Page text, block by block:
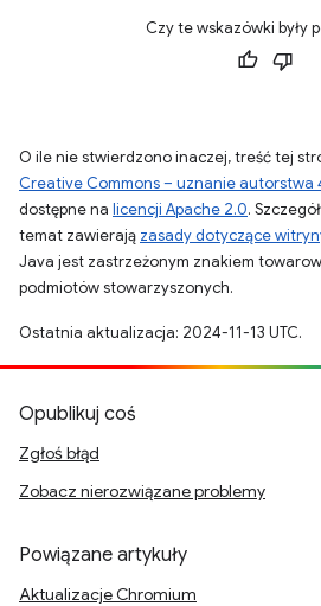
Czy te wskazówki były
O ile nie stwierdzono inaczej, treść tej
Creative Commons – uznanie autorstwa
dostępne na licencji Apache 2.0.
temat zawierają zasady dotyczące
Java jest zastrzeżonym znakiem
podmiotów stowarzyszonych.
Ostatnia aktualizacja: 2024-11-13 UTC.
Opublikuj coś
Zgłoś błąd
Zobacz nierozwiązane problemy
Powiązane artykuły
Aktualizacje Chromium